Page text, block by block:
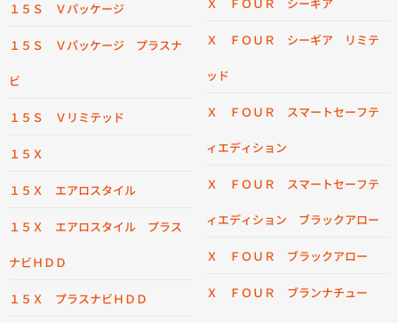
１５Ｓ Ｖパッケージ
１５Ｓ Ｖパッケージ プラスナ
ビ
１５Ｓ Ｖリミテッド
１５Ｘ
１５Ｘ エアロスタイル
１５Ｘ エアロスタイル プラス
ナビＨＤＤ
１５Ｘ プラスナビＨＤＤ
Ｘ ＦＯＵＲ シーギア リミテ
ッド
Ｘ ＦＯＵＲ スマートセーフテ
ィエディション
Ｘ ＦＯＵＲ スマートセーフテ
ィエディション ブラックアロー
Ｘ ＦＯＵＲ ブラックアロー
Ｘ ＦＯＵＲ ブランナチュー